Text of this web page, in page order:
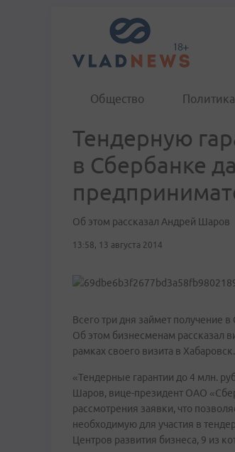
Общество Политика
Тендерную
в Сбербанке
Об этом рассказал Андрей Шаров
13:58, 13 августа 2014
Всего три дня займет получение
Об этом бизнесменам рассказал
рамках своего визита в Хабаровск.
«Тендерные гарантии до 4 млн.
Шаров, вице-президент ОАО
рассмотрения заявки, что
необходимую для участия в
Центров развития бизнеса, 9 из